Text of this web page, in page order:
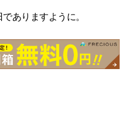
ありますように。